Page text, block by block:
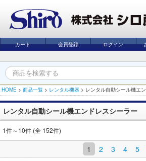
カート 会員登録 ログイン
HOME > 商品一覧 > レンタル機器 > レンタル自動シール機エ
レンタル自動シール機エンドレスシーラー
1件～10件 (全 152件)
1 2 3 4 5